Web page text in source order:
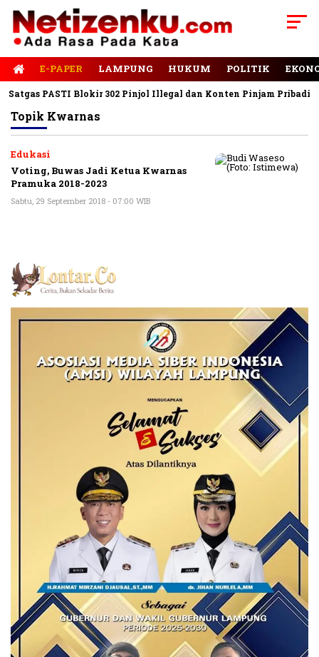
E-PAPER LAMPUNG HUKUM POLITIK
PASTI Blokir 302 Pinjol Illegal dan Konten Pinjam Pribadi
Topik Kwarnas
Edukasi
Voting, Buwas Jadi Ketua Kwarnas
Pramuka 2018-2023
Sabtu, 29 September 2018 - 07:00 WIB